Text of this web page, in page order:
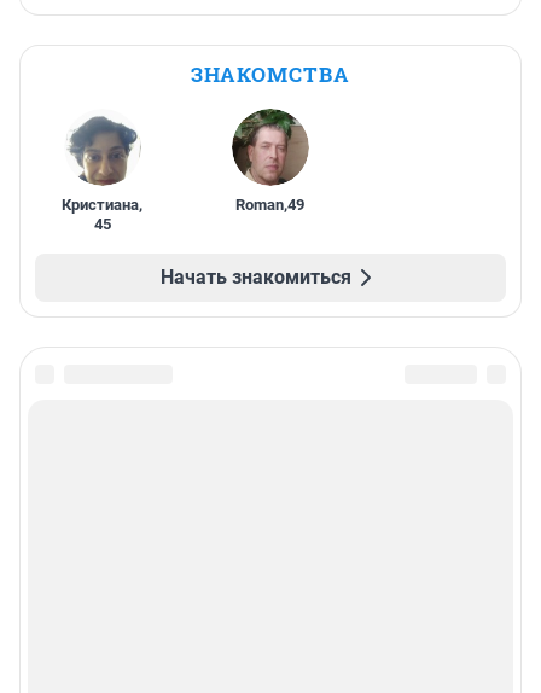
ЗНАКОМСТВА
Кристиана,
45
Roman,49
Начать знакомиться